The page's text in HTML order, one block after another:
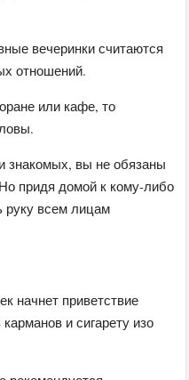
вечеринки считаются
отношений.
или кафе, то
знакомых, вы не обязаны
придя домой к кому-либо
руку всем лицам
начнет приветствие
и сигарету изо